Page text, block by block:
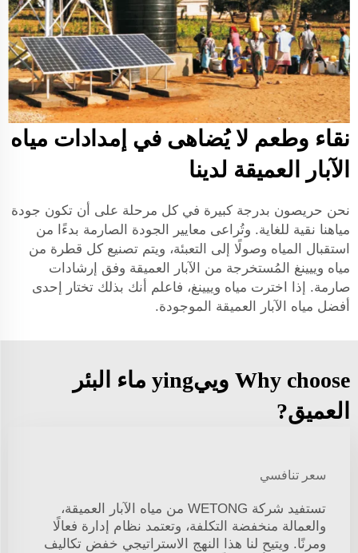
نقاء وطعم لا يُضاهى في إمدادات مياه
الآبار العميقة لدينا
نحن حريصون بدرجة كبيرة في كل مرحلة على أن تكون جودة
مياهنا نقية للغاية. وتُراعى معايير الجودة الصارمة بدءًا من
استقبال المياه وصولًا إلى التعبئة، ويتم تصنيع كل قطرة من
مياه وييينغ المُستخرجة من الآبار العميقة وفق إرشادات
صارمة. إذا اخترت مياه وييينغ، فاعلم أنك بذلك تختار إحدى
أفضل مياه الآبار العميقة الموجودة.
Why choose وييying ماء البئر
العميق?
سعر تنافسي
تستفيد شركة WETONG من مياه الآبار العميقة،
والعمالة منخفضة التكلفة، وتعتمد نظام إدارة فعالًا
ومرنًا. ويتيح لنا هذا النهج الاستراتيجي خفض تكاليف